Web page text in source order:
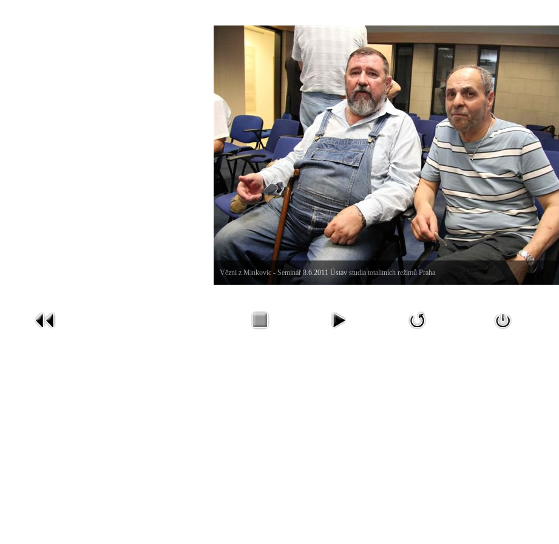
Vězni z Minkovic - Seminář 8.6.2011 Ústav studia totalitních režimů Praha